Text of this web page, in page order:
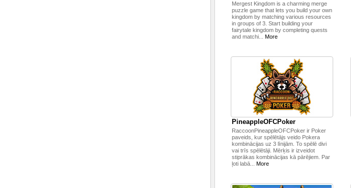
Mergest Kingdom is a charming merge
puzzle game that lets you build your own
kingdom by matching various resources
in groups of 3. Start building your
fairytale kingdom by completing quests
and matchi... More
PineappleOFCPoker
RaccoonPineappleOFCPoker ir Poker
paveids, kur spēlētājs veido Pokera
kombinācijas uz 3 līnijām. To spēlē divi
vai trīs spēlētāji. Mērķis ir izveidot
stiprākas kombinācijas kā pārējiem. Par
ļoti labā... More